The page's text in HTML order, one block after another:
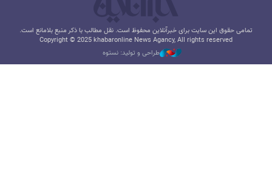
تمامی حقوق این سایت برای خبرآنلاین محفوظ است. نقل مطالب با ذکر منبع بلامانع است.
Copyright © 2025 khabaronline News Agancy, All rights reserved
طراحی و تولید: نستوه